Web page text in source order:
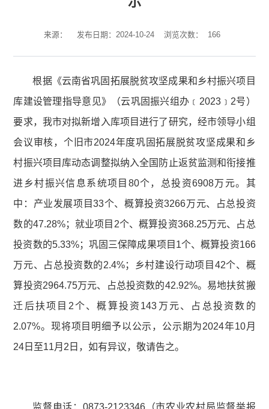
来源： 发布日期：2024-10-24 浏览次数： 166
根据《云南省巩固拓展脱贫攻坚成果和乡村振兴项目
库建设管理指导意见》（云巩固振兴组办﹝2023﹞2号）
要求，我市对拟新增入库项目进行了研究，经市领导小组
会议审核，个旧市2024年度巩固拓展脱贫攻坚成果和乡
村振兴项目库动态调整拟纳入全国防止返贫监测和衔接推
进乡村振兴信息系统项目80个，总投资6908万元。其
中：产业发展项目33个、概算投资3266万元、占总投资
数的47.28%；就业项目2个、概算投资368.25万元、占总
投资数的5.33%；巩固三保障成果项目1个、概算投资166
万元、占总投资数的2.4%；乡村建设行动项目42个、概
算投资2964.75万元、占总投资数的42.92%。易地扶贫搬
迁后扶项目2个、概算投资143万元、占总投资数的
2.07%。现将项目明细予以公示，公示期为2024年10月
24日至11月2日，如有异议，敬请告之。